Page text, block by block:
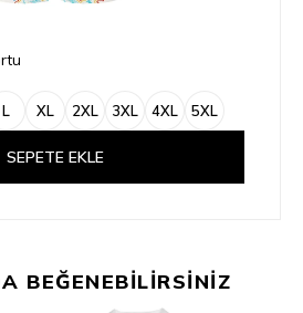
L XL 2XL 3XL 4XL 5XL
SEPETE EKLE
BEĞENEBİLİRSİNİZ